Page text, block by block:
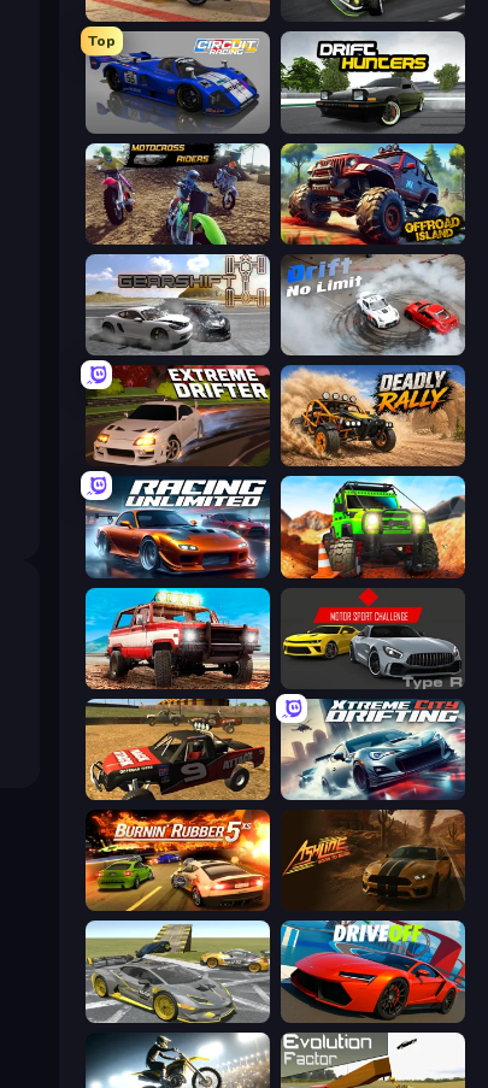
Burnout Drift 3: Seaport Max Drift Arena
Top
Circuit Racing Drift Hunters
MotoCross Riders Offroad Island
Gearshift One Drift No Limit
Extreme Drifter Deadly Rally
Racing Unlimited Offroad Life 3D
Offroad Masters Challenge Motor Sport Challenge Type R
Offroad Dirt Racing 3D Xtreme City Drifting
Burnin' Rubber 5 XS
Wrong Way DriveOff